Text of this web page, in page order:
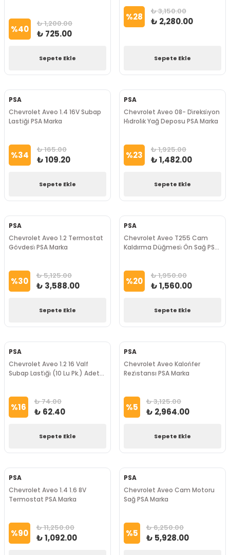
%40 ₺ 1,200.00
₺ 725.00
Sepete Ekle
%28 ₺ 3,150.00
₺ 2,280.00
Sepete Ekle
PSA
Chevrolet Aveo 1.4 16V Subap
Lastiği PSA Marka
%34 ₺ 165.00
₺ 109.20
Sepete Ekle
PSA
Chevrolet Aveo 08- Di̇reksi̇yon
Hi̇droli̇k Yağ Deposu PSA Marka
%23 ₺ 1,925.00
₺ 1,482.00
Sepete Ekle
PSA
Chevrolet Aveo 1.2 Termostat
Gövdesi̇ PSA Marka
%30 ₺ 5,125.00
₺ 3,588.00
Sepete Ekle
PSA
Chevrolet Aveo T255 Cam
Kaldırma Düğmesi̇ Ön Sağ PSA
%20 ₺ 1,950.00
₺ 1,560.00
Sepete Ekle
PSA
Chevrolet Aveo 1.2 16 Valf
Subap Lasti̇ği̇ (10 Lu Pk.) Adet
%16 ₺ 74.00
₺ 62.40
Sepete Ekle
PSA
Chevrolet Aveo Kalori̇fer
Rezi̇stansı PSA Marka
%5 ₺ 3,125.00
₺ 2,964.00
Sepete Ekle
PSA
Chevrolet Aveo 1.4 1.6 8V
Termostat PSA Marka
%90 ₺ 11,250.00
₺ 1,092.00
PSA
Chevrolet Aveo Cam Motoru
Sağ PSA Marka
%5 ₺ 6,250.00
₺ 5,928.00